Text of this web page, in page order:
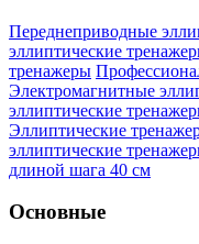
Переднеприводные
эллиптические
тренажеры
Электромагнитные
эллиптические
Эллиптические
эллиптические
длиной шага 40 см
Основные